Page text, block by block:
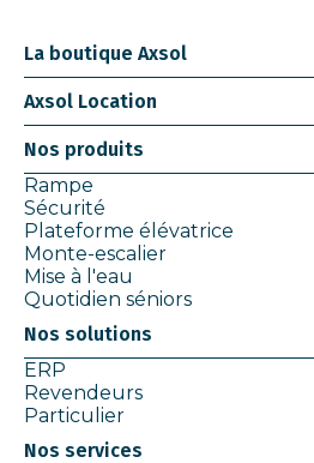
La boutique Axsol
Axsol Location
Nos produits
Rampe
Sécurité
Plateforme élévatrice
Monte-escalier
Mise à l'eau
Quotidien séniors
Nos solutions
ERP
Revendeurs
Particulier
Nos services